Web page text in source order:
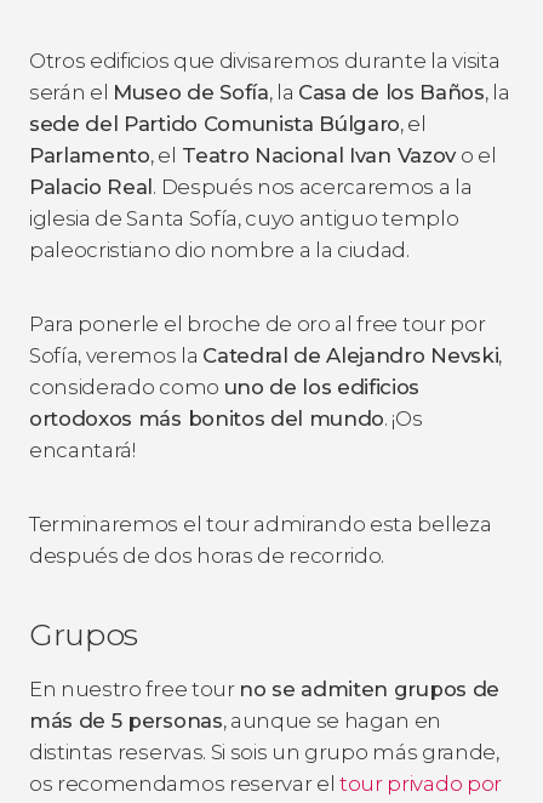
Otros edificios que divisaremos durante la visita
serán el Museo de Sofía, la Casa de los Baños, la
sede del Partido Comunista Búlgaro, el
Parlamento, el Teatro Nacional Ivan Vazovo el
Palacio Real. Después nos acercaremos a la
iglesia de Santa Sofía, cuyo antiguo templo
paleocristiano dio nombre a la ciudad.
Para ponerle el broche de oro al free tour por
Sofía, veremos la Catedral de Alejandro Nevski,
considerado como uno de los edificios
ortodoxos más bonitos del mundo. ¡Os
encantará!
Terminaremos el tour admirando esta belleza
después de dos horas de recorrido.
Grupos
En nuestro free tour no se admiten grupos de
más de 5 personas, aunque se hagan en
distintas reservas. Si sois un grupo más grande,
os recomendamos reservar eltour privado por